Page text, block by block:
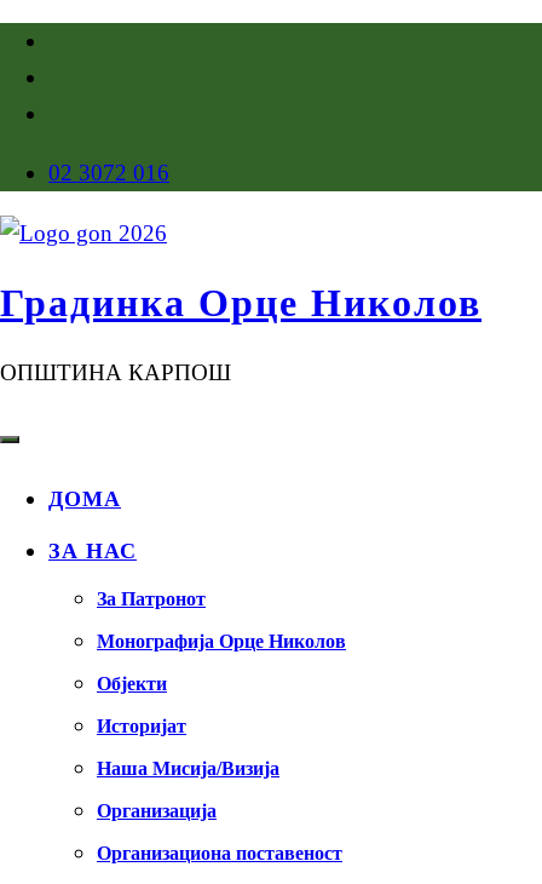
02 3072 016
Градинка Орце Николов
ОПШТИНА КАРПОШ
ДОМА
ЗА НАС
За Патронот
Монографија Орце Николов
Објекти
Историјат
Наша Мисија/Визија
Организација
Организациона поставеност